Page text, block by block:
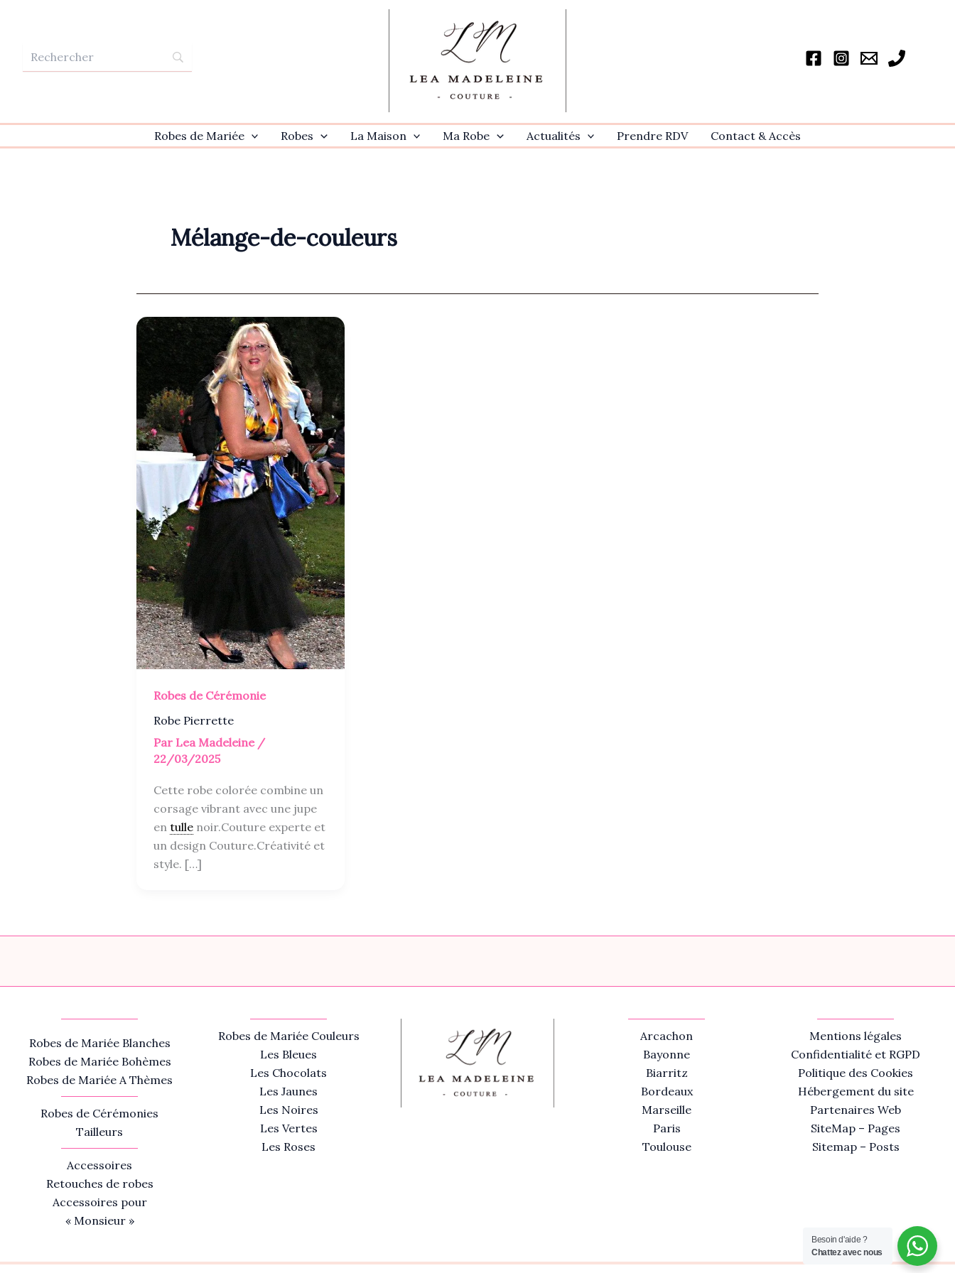
Robes de Mariée Robes La Maison Ma Robe Actualités Prendre RDV Contact & Accѐs
Mélange-de-couleurs
Robes de Cérémonie
Robe Pierrette
Par Lea Madeleine /
22/03/2025
Cette robe colorée combine un
corsage vibrant avec une jupe
en tulle noir.Couture experte et
un design Couture.Créativité et
style. […]
Robes de Mariée Blanches
Robes de Mariée Bohèmes
Robes de Mariée A Thèmes
Robes de Cérémonies
Tailleurs
Accessoires
Retouches de robes
Accessoires pour
« Monsieur »
Robes de Mariée Couleurs
Les Bleues
Les Chocolats
Les Jaunes
Les Noires
Les Vertes
Les Roses
Arcachon
Bayonne
Biarritz
Bordeaux
Marseille
Paris
Toulouse
Mentions légales
Confidentialité et RGPD
Politique des Cookies
Hébergement du site
Partenaires Web
SiteMap – Pages
Sitemap – Posts
Besoin d'aide ?
Chattez avec nous